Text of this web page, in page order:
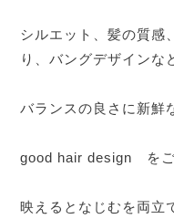
シルエット、髪の質感
り、バングデザインな
バランスの良さに新鮮
good hair design をご
映えるとなじむを両立